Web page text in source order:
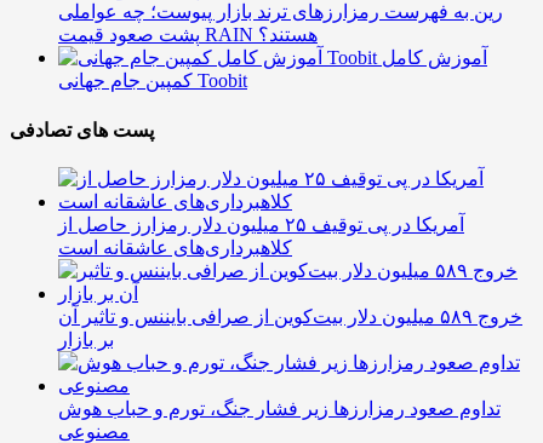
رین به فهرست رمزارزهای ترند بازار پیوست؛ چه عواملی
پشت صعود قیمت RAIN هستند؟
آموزش کامل
کمپین جام جهانی Toobit
پست های تصادفی
آمریکا در پی توقیف ۲۵ میلیون دلار رمزارز حاصل از
کلاهبرداری‌های عاشقانه است
خروج ۵۸۹ میلیون دلار بیت‌کوین از صرافی بایننس و تاثیر آن
بر بازار
تداوم صعود رمزارزها زیر فشار جنگ، تورم و حباب هوش
مصنوعی